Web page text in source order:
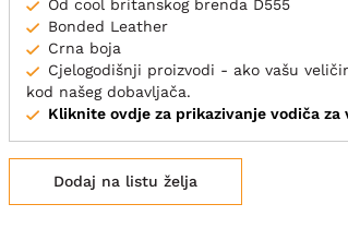
Od cool britanskog brenda D555
Bonded Leather
Crna boja
Cjelogodišnji proizvodi - ako vašu
kod našeg dobavljača.
Kliknite ovdje za prikazivanje vodiča za
Dodaj na listu želja